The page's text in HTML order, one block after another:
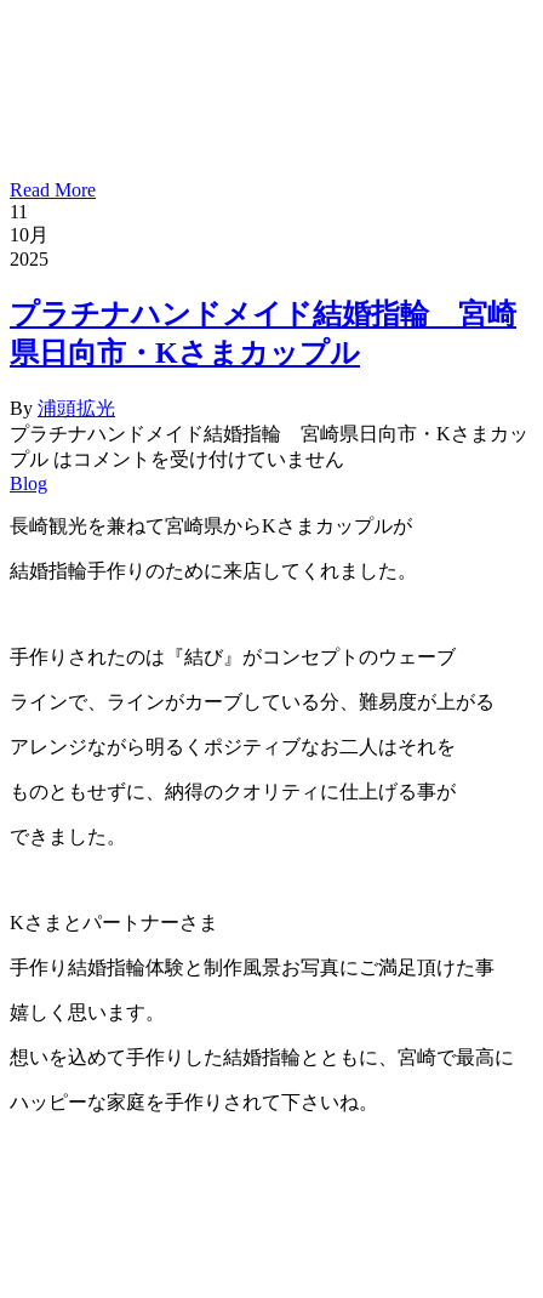
Read More
11
10月
2025
プラチナハンドメイド結婚指輪 宮崎
県日向市・Kさまカップル
By 浦頭拡光
プラチナハンドメイド結婚指輪 宮崎県日向市・Kさまカッ
プル はコメントを受け付けていません
Blog
長崎観光を兼ねて宮崎県からKさまカップルが
結婚指輪手作りのために来店してくれました。
手作りされたのは『結び』がコンセプトのウェーブ
ラインで、ラインがカーブしている分、難易度が上がる
アレンジながら明るくポジティブなお二人はそれを
ものともせずに、納得のクオリティに仕上げる事が
できました。
Kさまとパートナーさま
手作り結婚指輪体験と制作風景お写真にご満足頂けた事
嬉しく思います。
想いを込めて手作りした結婚指輪とともに、宮崎で最高に
ハッピーな家庭を手作りされて下さいね。